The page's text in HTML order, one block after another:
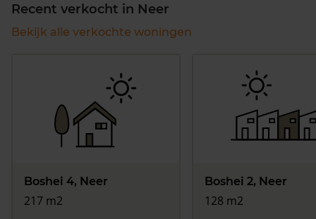
Recent verkocht in Neer
Bekijk alle verkochte woningen
Boshei 4, Neer
217 m2
Boshei 2, Neer
128 m2